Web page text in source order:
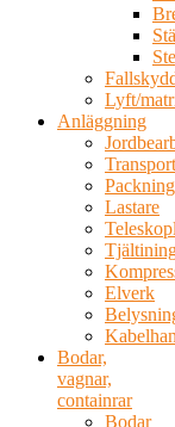
Lyft/
Anläggning
Lastare
Elverk
Bodar,
vagnar,
containrar
Bodar